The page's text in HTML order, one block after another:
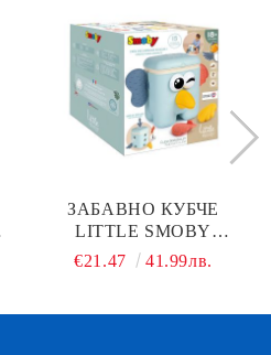
ЗАБАВНО КУБЧЕ
LITTLE SMOBY
KABOOM CUBE SMOBY
€21.47 41.99лв.